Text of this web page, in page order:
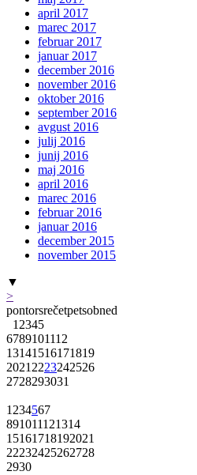
april 2017
marec 2017
februar 2017
januar 2017
december 2016
november 2016
oktober 2016
september 2016
avgust 2016
julij 2016
junij 2016
maj 2016
april 2016
marec 2016
februar 2016
januar 2016
december 2015
november 2015
▼
>
pontorsrečetpetsobned
1 2345
6789101112
13141516171819
2021 2223242526
2728293031
1 234567
891011121314
15161718192021
22232425262728
2930